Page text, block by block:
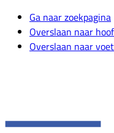
Ga naar zoekpagina
Overslaan naar
Overslaan naar